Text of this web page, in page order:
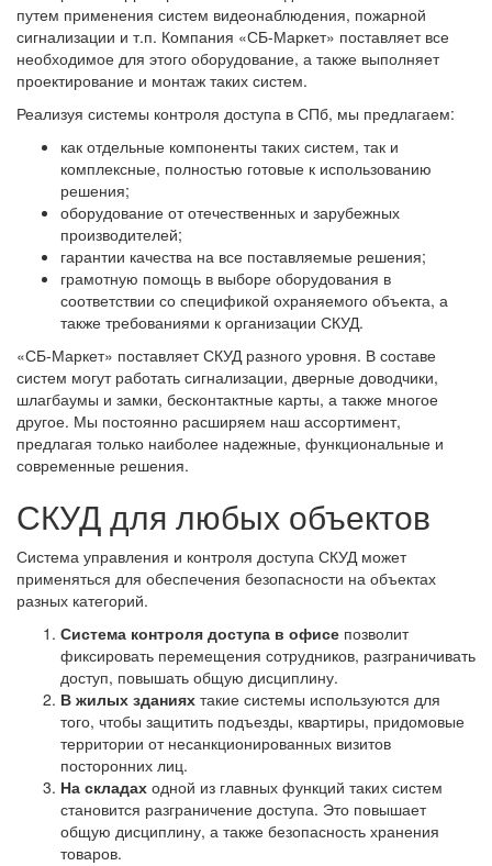
путем применения систем видеонаблюдения, пожарной
сигнализации и т.п. Компания «СБ-Маркет» поставляет все
необходимое для этого оборудование, а также выполняет
проектирование и монтаж таких систем.
Реализуя системы контроля доступа в СПб, мы предлагаем:
как отдельные компоненты таких систем, так и
комплексные, полностью готовые к использованию
решения;
оборудование от отечественных и зарубежных
производителей;
гарантии качества на все поставляемые решения;
грамотную помощь в выборе оборудования в
соответствии со спецификой охраняемого объекта, а
также требованиями к организации СКУД.
«СБ-Маркет» поставляет СКУД разного уровня. В составе
систем могут работать сигнализации, дверные доводчики,
шлагбаумы и замки, бесконтактные карты, а также многое
другое. Мы постоянно расширяем наш ассортимент,
предлагая только наиболее надежные, функциональные и
современные решения.
СКУД для любых объектов
Система управления и контроля доступа СКУД может
применяться для обеспечения безопасности на объектах
разных категорий.
Система контроля доступа в офисе позволит
фиксировать перемещения сотрудников, разграничивать
доступ, повышать общую дисциплину.
В жилых зданиях такие системы используются для
того, чтобы защитить подъезды, квартиры, придомовые
территории от несанкционированных визитов
посторонних лиц.
На складах одной из главных функций таких систем
становится разграничение доступа. Это повышает
общую дисциплину, а также безопасность хранения
товаров.